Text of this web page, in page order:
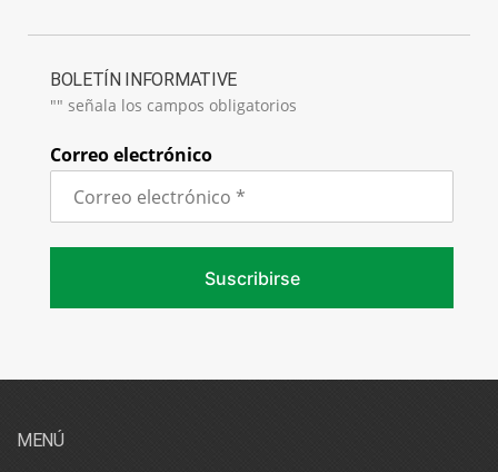
BOLETÍN INFORMATIVE
"" señala los campos obligatorios
Correo electrónico
MENÚ